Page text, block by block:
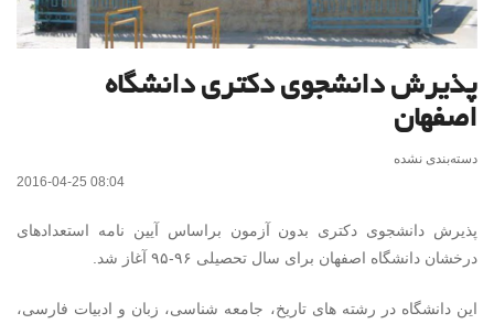
پذیرش دانشجوی دکتری دانشگاه
اصفهان
دسته‌بندی نشده
2016-04-25 08:04
پذیرش دانشجوی دکتری بدون آزمون براساس آیین نامه استعدادهای
درخشان دانشگاه اصفهان برای سال تحصیلی ۹۶-۹۵ آغاز شد.
این دانشگاه در رشته های تاریخ، جامعه شناسی، زبان و ادبیات فارسی،